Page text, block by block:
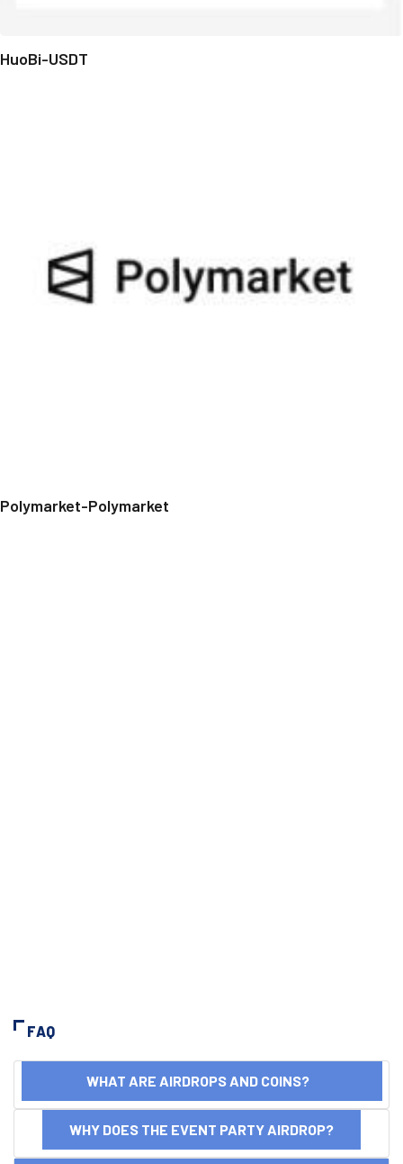
HuoBi-USDT
Polymarket-Polymarket
FAQ
WHAT ARE AIRDROPS AND COINS?
WHY DOES THE EVENT PARTY AIRDROP?